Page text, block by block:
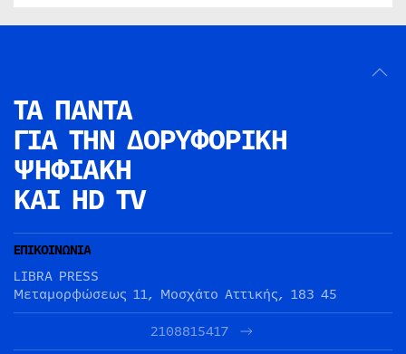
ΤΑ ΠΑΝΤΑ
ΓΙΑ ΤΗΝ ΔΟΡΥΦΟΡΙΚΗ
ΨΗΦΙΑΚΗ
ΚΑΙ HD TV
ΕΠΙΚΟΙΝΩΝΙΑ
LIBRA PRESS
Μεταμορφώσεως 11, Μοσχάτο Αττικής, 183 45
2108815417